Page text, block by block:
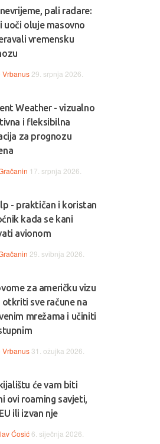
pali radare:
uoči oluje masovno
vremensku
Vrbanus 29. srpnja 2026.
Weather - vizualno
i fleksibilna
za prognozu
17. srpnja 2026.
- praktičan i koristan
kada se kani
avionom
29. svibnja 2026.
za američku vizu
sve račune na
mrežama i učiniti
Vrbanus 31. ožujka 2026.
će vam biti
ovi roaming savjeti,
ili izvan nje
Ćosić 6. siječnja 2026.